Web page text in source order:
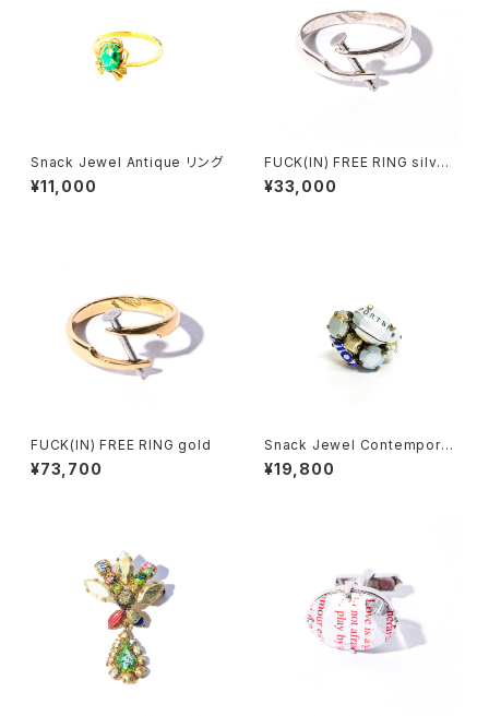
Snack Jewel Antique リング
¥11,000
FUCK(IN) FREE RING silver
*ご注文後2ヶ月後発送
¥33,000
FUCK(IN) FREE RING gold
¥73,700
Snack Jewel Contemporar
y リング S
¥19,800